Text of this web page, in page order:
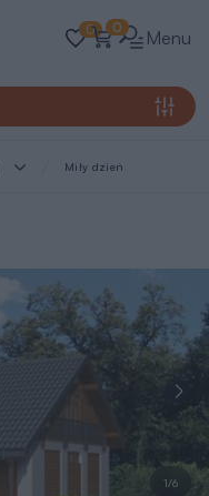
0 0 Menu
Miły dzień
1/6